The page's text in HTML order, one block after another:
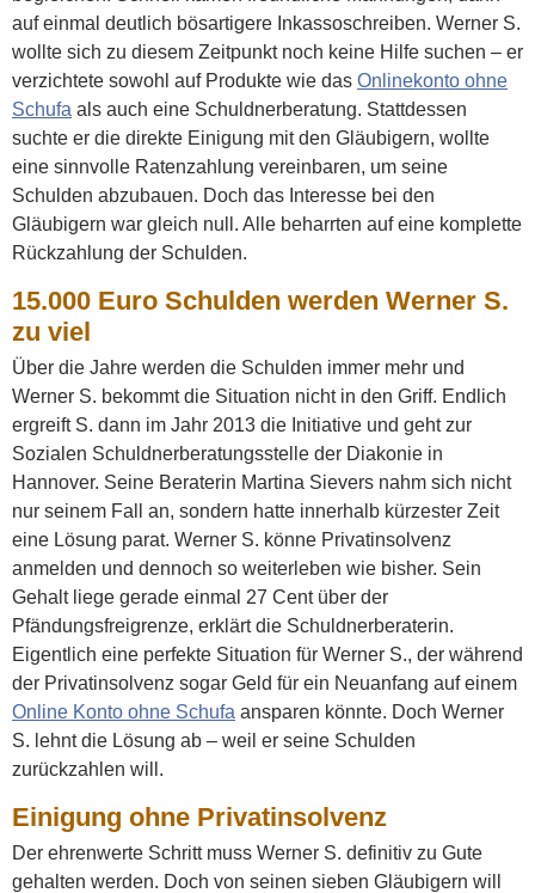
auf einmal deutlich bösartigere Inkassoschreiben. Werner S.
wollte sich zu diesem Zeitpunkt noch keine Hilfe suchen – er
verzichtete sowohl auf Produkte wie das Onlinekonto ohne
Schufa als auch eine Schuldnerberatung. Stattdessen
suchte er die direkte Einigung mit den Gläubigern, wollte
eine sinnvolle Ratenzahlung vereinbaren, um seine
Schulden abzubauen. Doch das Interesse bei den
Gläubigern war gleich null. Alle beharrten auf eine komplette
Rückzahlung der Schulden.
15.000 Euro Schulden werden Werner S.
zu viel
Über die Jahre werden die Schulden immer mehr und
Werner S. bekommt die Situation nicht in den Griff. Endlich
ergreift S. dann im Jahr 2013 die Initiative und geht zur
Sozialen Schuldnerberatungsstelle der Diakonie in
Hannover. Seine Beraterin Martina Sievers nahm sich nicht
nur seinem Fall an, sondern hatte innerhalb kürzester Zeit
eine Lösung parat. Werner S. könne Privatinsolvenz
anmelden und dennoch so weiterleben wie bisher. Sein
Gehalt liege gerade einmal 27 Cent über der
Pfändungsfreigrenze, erklärt die Schuldnerberaterin.
Eigentlich eine perfekte Situation für Werner S., der während
der Privatinsolvenz sogar Geld für ein Neuanfang auf einem
Online Konto ohne Schufa ansparen könnte. Doch Werner
S. lehnt die Lösung ab – weil er seine Schulden
zurückzahlen will.
Einigung ohne Privatinsolvenz
Der ehrenwerte Schritt muss Werner S. definitiv zu Gute
gehalten werden. Doch von seinen sieben Gläubigern will